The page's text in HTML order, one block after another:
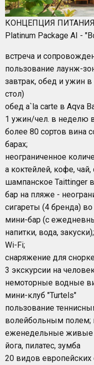
КОНЦЕПЦИЯ ПИТАНИЯ
Platinum Package AI -
встреча и
пользование лаунж-
завтрак, обед и ужин
стол)
обед a`la carte в Aqva
1 ужин/чел. в неделю в
более 80 сортов вина
барах;
неограниченное
а коктейлей, кофе,
шампанское Taittinger
бар на пляже -
сигареты (4 бренда) во
мини-бар (с
напитки, вода, закуски);
Wi-Fi;
снаряжение для
3 экскурсии на
немоторные водные
мини-клуб "Turtels"
пользование
волейбольным полем;
еженедельные живые
йога, пилатес, зумба
20 видов